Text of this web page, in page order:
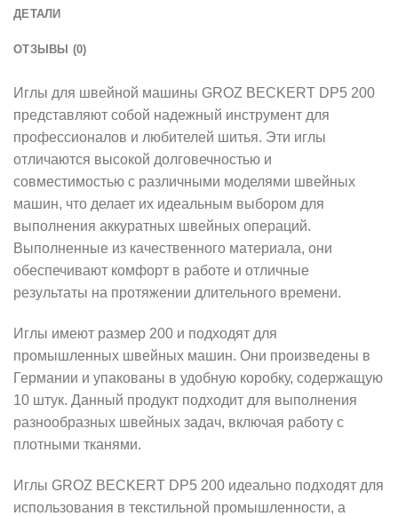
ДЕТАЛИ
ОТЗЫВЫ (0)
Иглы для швейной машины GROZ BECKERT DP5 200
представляют собой надежный инструмент для
профессионалов и любителей шитья. Эти иглы
отличаются высокой долговечностью и
совместимостью с различными моделями швейных
машин, что делает их идеальным выбором для
выполнения аккуратных швейных операций.
Выполненные из качественного материала, они
обеспечивают комфорт в работе и отличные
результаты на протяжении длительного времени.
Иглы имеют размер 200 и подходят для
промышленных швейных машин. Они произведены в
Германии и упакованы в удобную коробку, содержащую
10 штук. Данный продукт подходит для выполнения
разнообразных швейных задач, включая работу с
плотными тканями.
Иглы GROZ BECKERT DP5 200 идеально подходят для
использования в текстильной промышленности, а